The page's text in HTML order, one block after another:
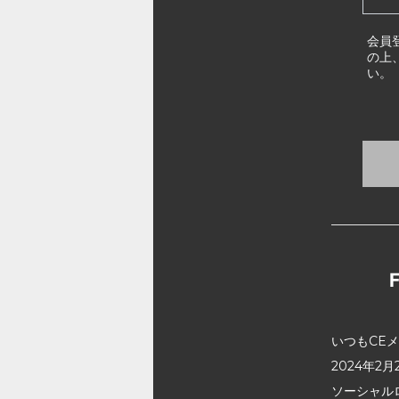
会員
の上
い。
いつもCE
2024年2月
ソーシャ